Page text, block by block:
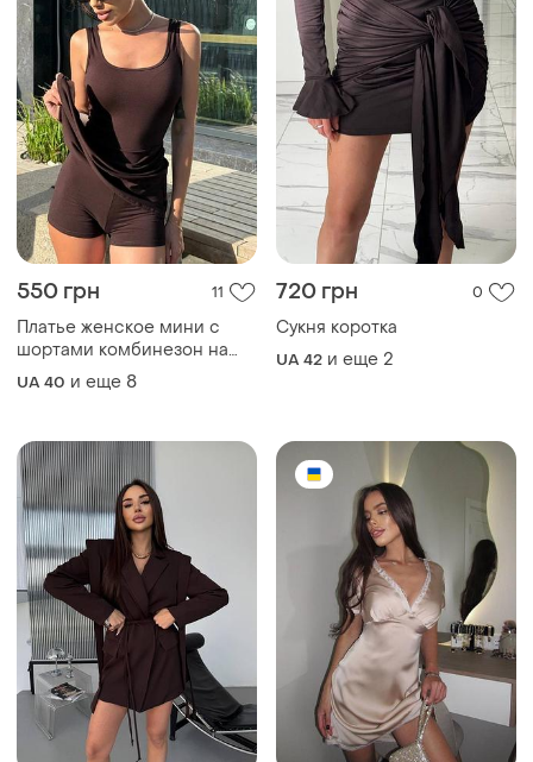
550 грн 11
Платье женское мини с
шортами комбинезон на
бретелях
UA 40 и еще 8
720 грн 0
Сукня коротка
UA 42 и еще 2